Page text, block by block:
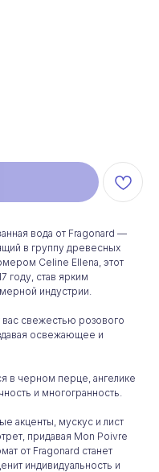
вода от Fragonard —
в группу древесных
Celine Ellena, этот
году, став ярким
индустрии.
вас свежестью розового
освежающее и
в черном перце, ангелике
и многогранность.
акценты, мускус и лист
придавая Mon Poivre
от Fragonard станет
индивидуальность и